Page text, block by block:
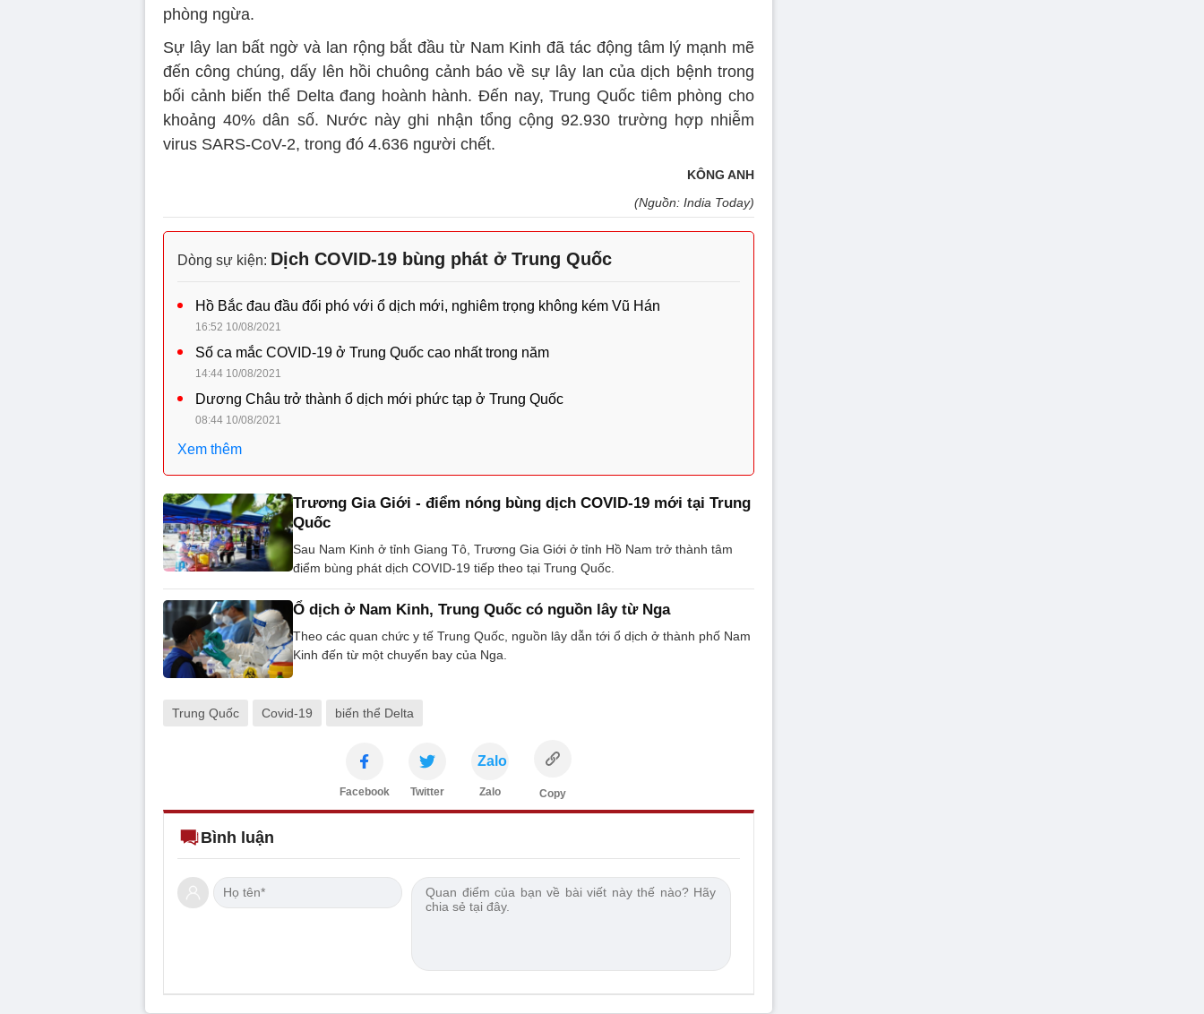
phòng ngừa.
Sự lây lan bất ngờ và lan rộng bắt đầu từ Nam Kinh đã tác động tâm lý mạnh mẽ
đến công chúng, dấy lên hồi chuông cảnh báo về sự lây lan của dịch bệnh trong
bối cảnh biến thể Delta đang hoành hành. Đến nay, Trung Quốc tiêm phòng cho
khoảng 40% dân số. Nước này ghi nhận tổng cộng 92.930 trường hợp nhiễm
virus SARS-CoV-2, trong đó 4.636 người chết.
KÔNG ANH
(Nguồn: India Today)
Dòng sự kiện: Dịch COVID-19 bùng phát ở Trung Quốc
Hồ Bắc đau đầu đối phó với ổ dịch mới, nghiêm trọng không kém Vũ Hán
16:52 10/08/2021
Số ca mắc COVID-19 ở Trung Quốc cao nhất trong năm
14:44 10/08/2021
Dương Châu trở thành ổ dịch mới phức tạp ở Trung Quốc
08:44 10/08/2021
Xem thêm
Trương Gia Giới - điểm nóng bùng dịch COVID-19 mới tại Trung
Quốc
Sau Nam Kinh ở tỉnh Giang Tô, Trương Gia Giới ở tỉnh Hồ Nam trở thành tâm
điểm bùng phát dịch COVID-19 tiếp theo tại Trung Quốc.
Ổ dịch ở Nam Kinh, Trung Quốc có nguồn lây từ Nga
Theo các quan chức y tế Trung Quốc, nguồn lây dẫn tới ổ dịch ở thành phố Nam
Kinh đến từ một chuyến bay của Nga.
Trung Quốc Covid-19 biến thể Delta
Facebook Twitter
Zalo
Zalo Copy
Bình luận